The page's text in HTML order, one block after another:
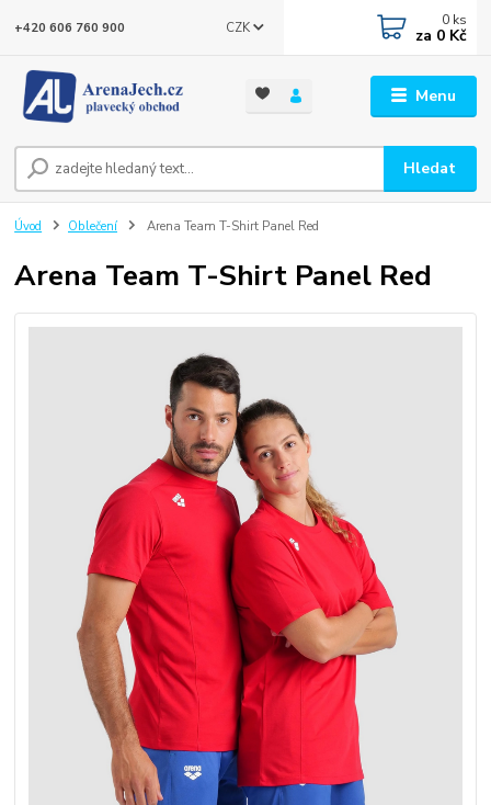
Menu
CZK
Hledat
+420 606 760 900 0 ks
za 0 Kč
Úvod Oblečení Arena Team T-Shirt Panel Red
Arena Team T-Shirt Panel Red